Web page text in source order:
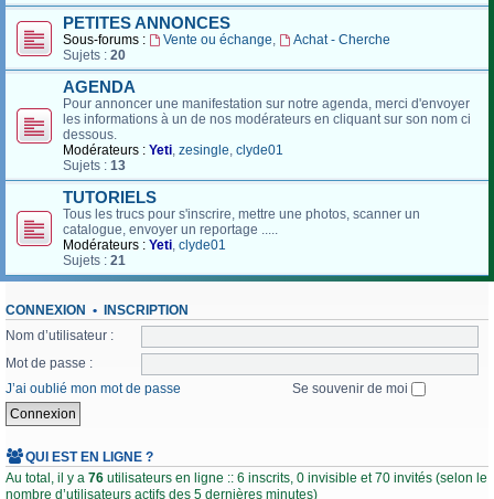
PETITES ANNONCES
Sous-forums : Vente ou échange,
Achat - Cherche
Sujets : 20
AGENDA
Pour annoncer une manifestation sur notre agenda, merci d'envoyer
les informations à un de nos modérateurs en cliquant sur son nom ci
dessous.
Modérateurs : Yeti, zesingle, clyde01
Sujets : 13
TUTORIELS
Tous les trucs pour s'inscrire, mettre une photos, scanner un
catalogue, envoyer un reportage .....
Modérateurs : Yeti, clyde01
Sujets : 21
CONNEXION • INSCRIPTION
Nom d’utilisateur :
Mot de passe :
J’ai oublié mon mot de passe
Se souvenir de moi
QUI EST EN LIGNE ?
Au total, il y a 76 utilisateurs en ligne :: 6 inscrits, 0 invisible et 70 invités (selon le
nombre d’utilisateurs actifs des 5 dernières minutes)